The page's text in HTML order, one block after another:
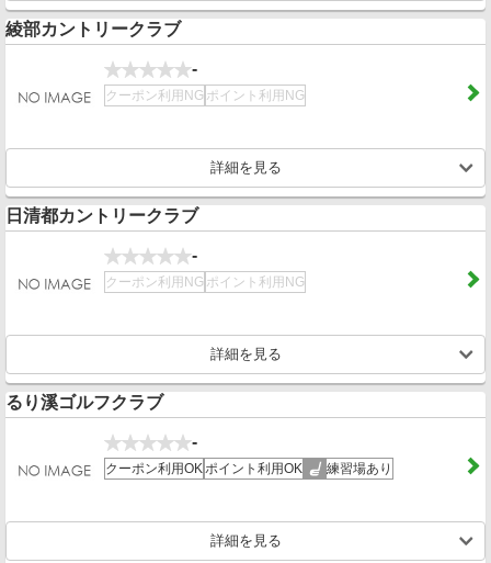
綾部カントリークラブ
-
クーポン利用NG ポイント利用NG
詳細を見る
日清都カントリークラブ
-
クーポン利用NG ポイント利用NG
詳細を見る
るり溪ゴルフクラブ
-
クーポン利用OKポイント利用OK 練習場あり
詳細を見る